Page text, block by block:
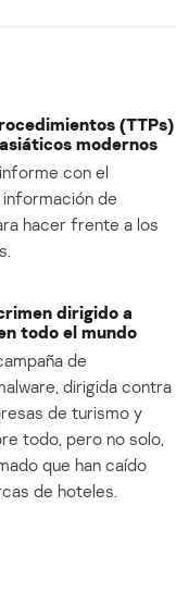
(TTPs)
modernos
con el
de
hacer frente a los
dirigido a
todo el mundo
de
dirigida contra
de turismo y
todo, pero no solo,
que han caído
de hoteles.